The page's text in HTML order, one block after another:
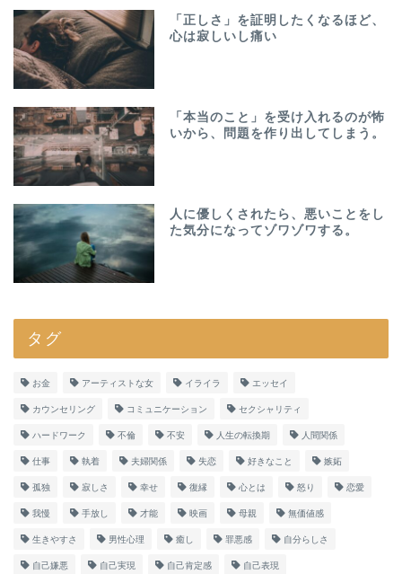
「正しさ」を証明したくなるほど、
心は寂しいし痛い
「本当のこと」を受け入れるのが怖
いから、問題を作り出してしまう。
人に優しくされたら、悪いことをし
た気分になってゾワゾワする。
タグ
お金 アーティストな女 イライラ エッセイ
カウンセリング コミュニケーション セクシャリティ
ハードワーク 不倫 不安 人生の転換期 人間関係
仕事 執着 夫婦関係 失恋 好きなこと 嫉妬
孤独 寂しさ 幸せ 復縁 心とは 怒り 恋愛
我慢 手放し 才能 映画 母親 無価値感
生きやすさ 男性心理 癒し 罪悪感 自分らしさ
自己嫌悪 自己実現 自己肯定感 自己表現